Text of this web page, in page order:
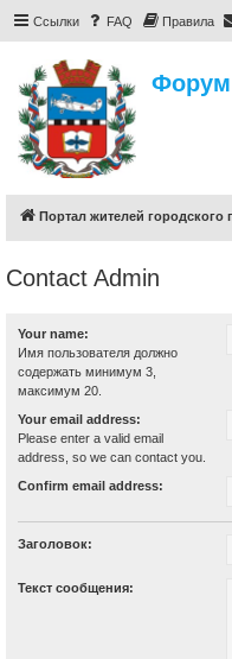
Ссылки FAQ Правила
Форум
Портал жителей
Contact Admin
Your name:
Имя пользователя должно
содержать минимум 3,
максимум 20.
Your email address:
Please enter a valid email
address, so we can contact you.
Confirm email address:
Заголовок:
Текст сообщения: